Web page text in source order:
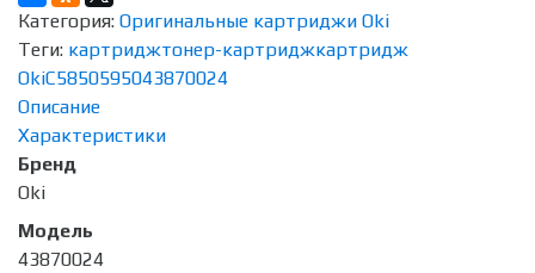
Категория: Оригинальные картриджи Oki
Теги: картриджтонер-картриджкартридж
OkiC5850595043870024
Описание
Характеристики
Бренд
Oki
Модель
43870024